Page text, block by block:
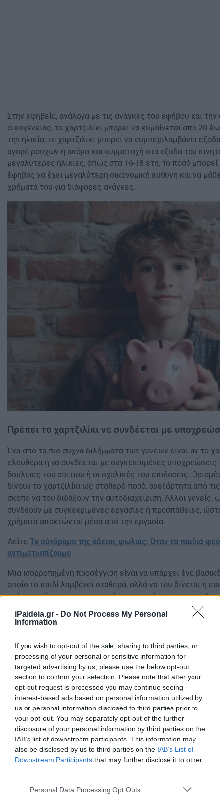
iPaideia.gr - Do Not Process My Personal
Information
If you wish to opt-out of the sale, sharing to third parties, or
processing of your personal or sensitive information for
targeted advertising by us, please use the below opt-out
section to confirm your selection. Please note that after your
opt-out request is processed you may continue seeing
interest-based ads based on personal information utilized by
us or personal information disclosed to third parties prior to
your opt-out. You may separately opt-out of the further
disclosure of your personal information by third parties on the
IAB’s list of downstream participants. This information may
also be disclosed by us to third parties on the IAB’s List of
Downstream Participants that may further disclose it to other
Please note that this website/app uses one or more Google
Personal Data Processing Opt Outs
Στην εφηβεία, ανάλογα με τις ανάγκες του εφήβου και την
οικογένειας, το χαρτζιλίκι μπορεί να κυμαίνεται από 20
την ηλικία, το χαρτζιλίκι μπορεί να συμπεριλαμβάνει
αγορά ρούχων ή ακόμα και συμμετοχή στα έξοδα του
μεγαλύτερες ηλικίες, όπως στα 16-18 έτη, το ποσό
έφηβος να έχει μεγαλύτερη οικονομική ευθύνη και να
χρήματά του για διάφορες ανάγκες.
Πρέπει το χαρτζιλίκι να συνδέεται με
Ένα από τα πιο συχνά διλήμματα των γονέων είναι αν το
ελεύθερα ή να συνδέεται με συγκεκριμένες υποχρεώσεις
δουλειές του σπιτιού ή οι σχολικές του επιδόσεις.
δίνουν το χαρτζιλίκι ως σταθερό ποσό, ανεξάρτητα από
σκοπό να του διδάξουν την αυτοδιαχείριση. Άλλοι γονείς,
συνδέουν με συγκεκριμένες εργασίες ή προσπάθειες,
χρήματα αποκτώνται μέσα από την εργασία.
Δείτε Το σύνδρομο της άδειας φωλιάς: Όταν τα παιδιά
αντιμετωπίζουμε
Μια ισορροπημένη προσέγγιση είναι να υπάρχει ένα
οποίο το παιδί λαμβάνει σταθερά, αλλά να του δίνεται η
χρήματα μέσα από συγκεκριμένες εργασίες, όπως το
βοήθημα σε οικογενειακές υποχρεώσεις. Με αυτόν τον
αξία της εργασίας, χωρίς να θεωρεί το χαρτζιλίκι ως
παιδί. Είναι ένα μέσο για να μάθει την αξία της
της σωστής διαχείρισης των χρημάτων. Το κλειδί είναι
δίνεται με συνέπεια, να προσαρμόζεται στις ανάγκες της
συνοδεύεται από συζήτηση και καθοδήγηση. Έτσι, το παιδί
οικονομικές συνήθειες που θα το βοηθήσουν όχι μόνο
και στην ενήλικη ζωή του.